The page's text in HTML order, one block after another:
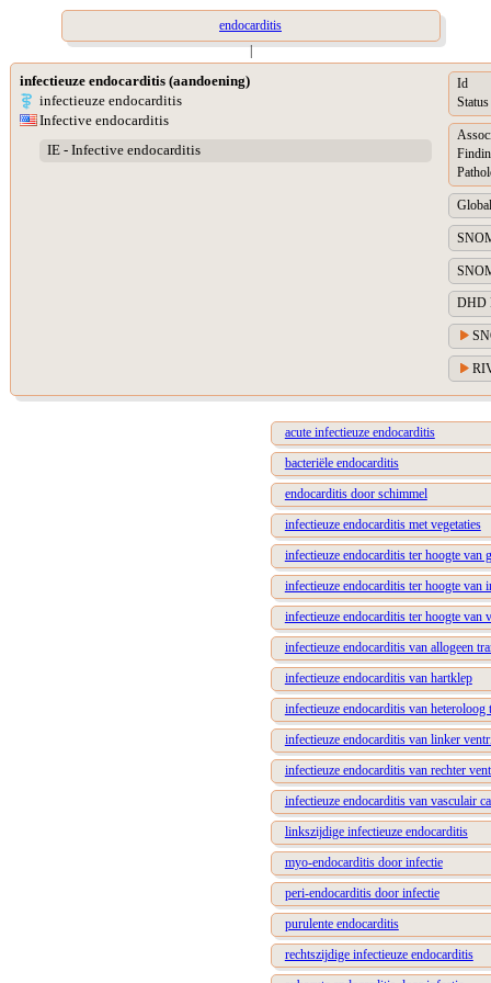
endocarditis
|
infectieuze endocarditis (aandoening)
infectieuze endocarditis
Infective endocarditis
IE - Infective endocarditis
Id
Status
DHD
acute infectieuze endocarditis
bacteriële endocarditis
endocarditis door schimmel
infectieuze endocarditis met vegetaties
infectieuze endocarditis ter hoogte van
infectieuze endocarditis ter hoogte van
infectieuze endocarditis ter hoogte van
infectieuze endocarditis van allogeen
infectieuze endocarditis van hartklep
infectieuze endocarditis van heteroloog
infectieuze endocarditis van linker
infectieuze endocarditis van rechter
infectieuze endocarditis van vasculair
linkszijdige infectieuze endocarditis
myo-endocarditis door infectie
peri-endocarditis door infectie
purulente endocarditis
rechtszijdige infectieuze endocarditis